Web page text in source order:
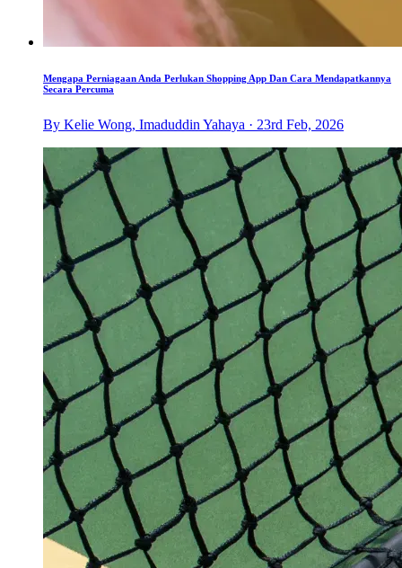
Mengapa Perniagaan Anda Perlukan Shopping App Dan Cara Mendapatkannya
Secara Percuma
By Kelie Wong, Imaduddin Yahaya · 23rd Feb, 2026